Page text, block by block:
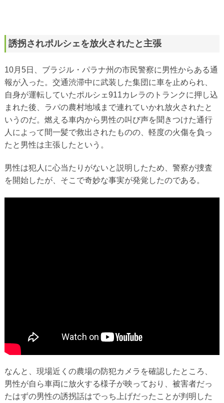
誘拐されポルシェを放火されたと主張
10月5日、ブラジル・パラナ州の市民警察に男性からある通
報が入った。交通渋滞中に武装した集団に車を止められ、
自身が運転していたポルシェ911カレラのトランクに押し込
まれた後、ラパの農村地域まで連れていかれ放火されたと
いうのだ。燃える車内から男性の叫び声を聞きつけた通行
人によって間一髪で救出されたものの、軽度の火傷を負っ
たと男性は主張したという。
男性は犯人に心当たりがないと説明したため、警察が捜査
を開始したが、そこで奇妙な事実が発覚したのである。
なんと、現場近くの農場の防犯カメラを確認したところ、
男性が自ら車両に放火する様子が映っており、被害者だっ
たはずの男性の誘拐話はでっち上げだったことが判明した